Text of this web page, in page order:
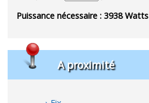
Puissance nécessaire :3938Watts
A proximité